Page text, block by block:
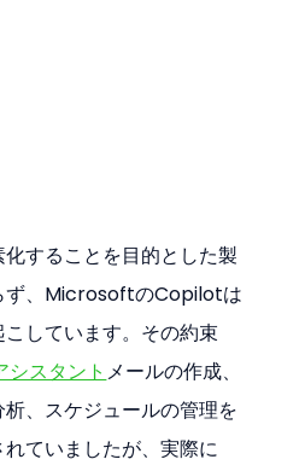
することを目的とした製
ず、MicrosoftのCopilotは
しています。その約束
シスタント メールの作成、
、スケジュールの管理を
ていましたが、実際に